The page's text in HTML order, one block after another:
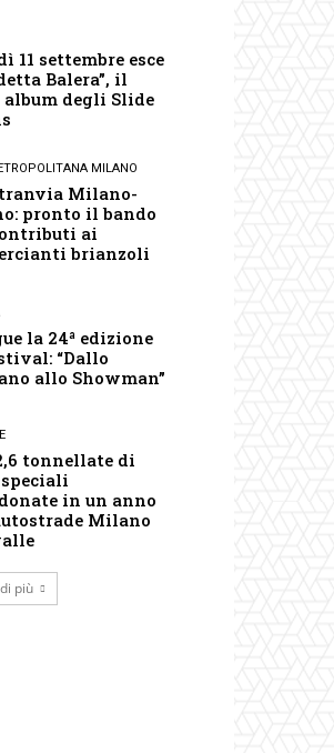
11 settembre esce
Balera”, il
album degli Slide
MILANO
Milano-
pronto il bando
ai
brianzoli
la 24ª edizione
“Dallo
allo Showman”
tonnellate di
in un anno
Milano
più